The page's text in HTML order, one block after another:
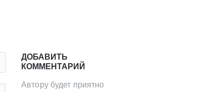
ДОБАВИТЬ
КОММЕНТАРИЙ
Автору будет приятно